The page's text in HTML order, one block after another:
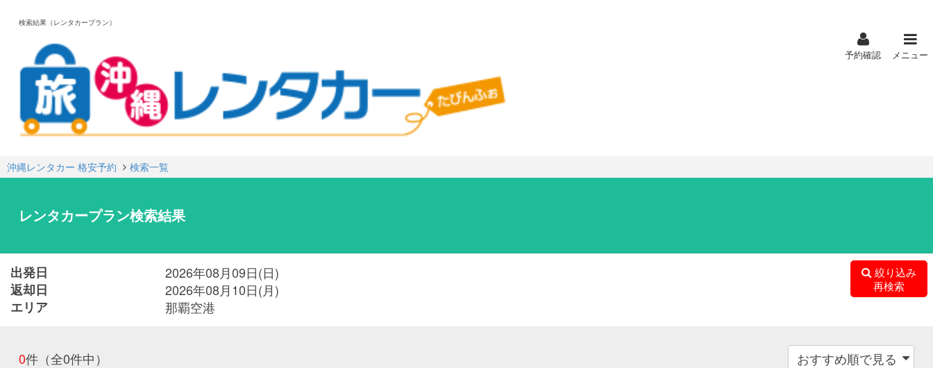
検索結果（レンタカープラン）
予約確認 メニュー
沖縄レンタカー 格安予約 検索一覧
レンタカープラン検索結果
出発日
2026年08月09日(日)
返却日
2026年08月10日(月)
エリア
那覇空港
絞り込み
再検索
0件（全0件中）